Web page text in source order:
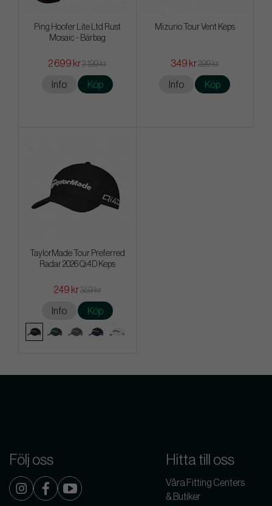
Ping Hoofer Lite Ltd Rust
Mosaic - Bärbag
2 699 kr3 199 kr
Info Köp
Mizuno Tour Vent Keps
349 kr399 kr
Info Köp
TaylorMade Tour Preferred
Radar 2026 Qi4D Keps
249 kr359 kr
Info Köp
Följ oss Hitta till oss
Våra Fitting Centers
& Butiker